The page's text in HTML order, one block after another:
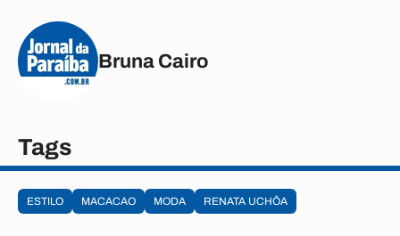
Bruna Cairo
Tags
ESTILO MACACAO MODA RENATA UCHÔA